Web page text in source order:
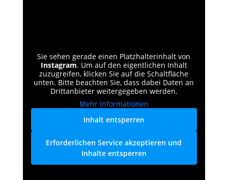
Sie sehen gerade einen Platzhalterinhalt von
Instagram. Um auf den eigentlichen Inhalt
zuzugreifen, klicken Sie auf die Schaltfläche
unten. Bitte beachten Sie, dass dabei Daten an
Drittanbieter weitergegeben werden.
Mehr Informationen
Inhalt entsperren
Erforderlichen Service akzeptieren und
Inhalte entsperren